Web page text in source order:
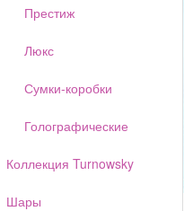
Престиж
Люкс
Сумки-коробки
Голографические
Коллекция Turnowsky
Шары